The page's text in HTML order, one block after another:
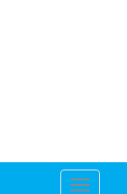
Toggle